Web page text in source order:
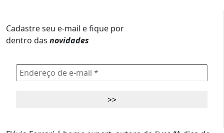
Cadastre seu e-mail e fique por
dentro das novidades